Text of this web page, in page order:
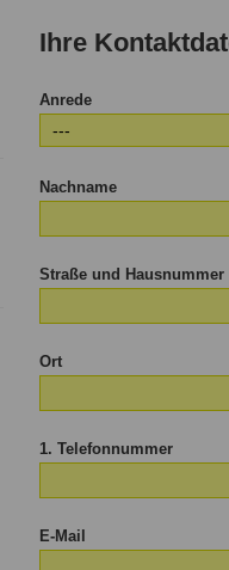
Ihre
Anrede
Nachname
Straße und Hausnummer
Ort
1. Telefonnummer
E-Mail